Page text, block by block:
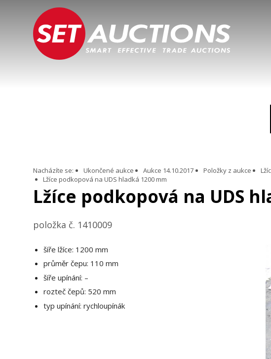
Nacházíte se: Ukončené aukce Aukce 14.10.2017 Položky z aukce
Lžíce podkopová na UDS hladká 1200 mm
Lžíce podkopová na UDS
položka č. 1410009
šíře lžíce: 1200 mm
průměr čepu: 110 mm
šíře upínání: –
rozteč čepů: 520 mm
typ upínání: rychloupínák